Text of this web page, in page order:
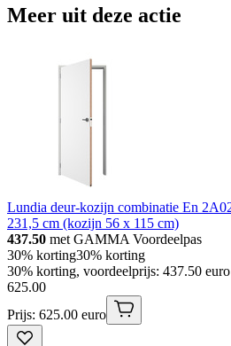
Meer uit deze actie
Lundia deur-kozijn combinatie En
231,5 cm (kozijn 56 x 115 cm)
437.50 met GAMMA Voordeelpas
30% korting30% korting
30% korting, voordeelprijs: 437.50
625.00
Prijs: 625.00 euro